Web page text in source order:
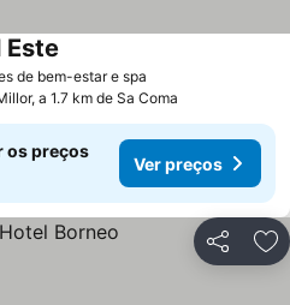
de bem-estar e spa
Este
a 1.7 km de Sa Coma
os preços
Ver preços
Partilhar